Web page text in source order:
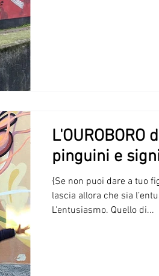
L'OUROBORO
pinguini e
{Se non puoi dare a tuo
lascia allora che sia
L'entusiasmo. Quello di...